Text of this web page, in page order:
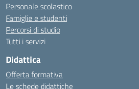
Personale scolastico
Famiglie e studenti
Percorsi di studio
Tutti i servizi
Didattica
Offerta formativa
Le schede didattiche